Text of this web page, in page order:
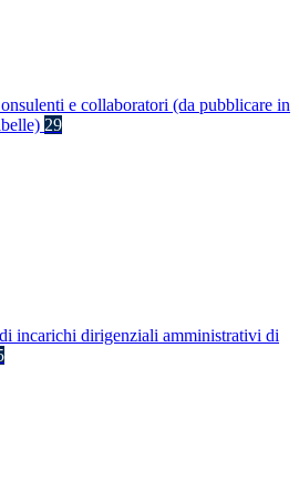
e collaboratori (da pubblicare in
29
incarichi dirigenziali amministrativi di